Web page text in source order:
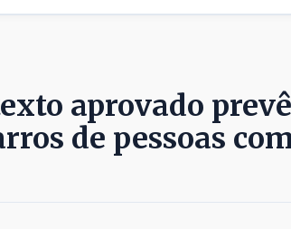
aprovado
de pessoas